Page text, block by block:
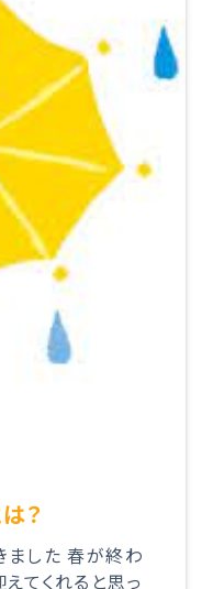
？
ました 春が終わ
てくれると思っ